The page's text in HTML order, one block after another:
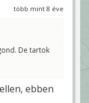
több mint 8 éve
De tartok
ebben